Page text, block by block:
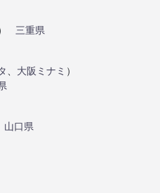
三重県
大阪ミナミ ）
山口県